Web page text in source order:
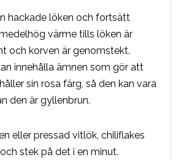
hackade löken och fortsätt
värme tills löken är
och korven är genomstekt.
innehålla ämnen som gör att
sin rosa färg, så den kan vara
den är gyllenbrun.
eller pressad vitlök, chiliflakes
stek på det i en minut.